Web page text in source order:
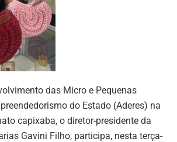
das Micro e Pequenas
do Estado (Aderes) na
capixaba, o diretor-presidente da
Gavini Filho, participa, nesta terça-